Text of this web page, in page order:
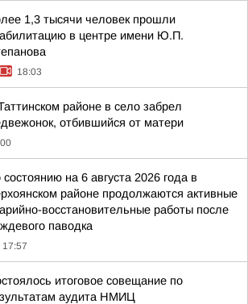
1,3 тысячи человек прошли
в центре имени Ю.П.
18:03
районе в село забрел
отбившийся от матери
состоянию на 6 августа 2026 года в
районе продолжаются активные
восстановительные работы после
паводка
17:57
итоговое совещание по
аудита НМИЦ